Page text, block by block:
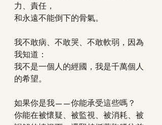
力、責任，
和永遠不能倒下的骨氣。
我不敢病、不敢哭、不敢軟弱，因為
我知道：
我不是一個人的經國，我是千萬個人
的希望。
如果你是我——你能承受這些嗎？
你能在被懷疑、被監視、被消耗、被